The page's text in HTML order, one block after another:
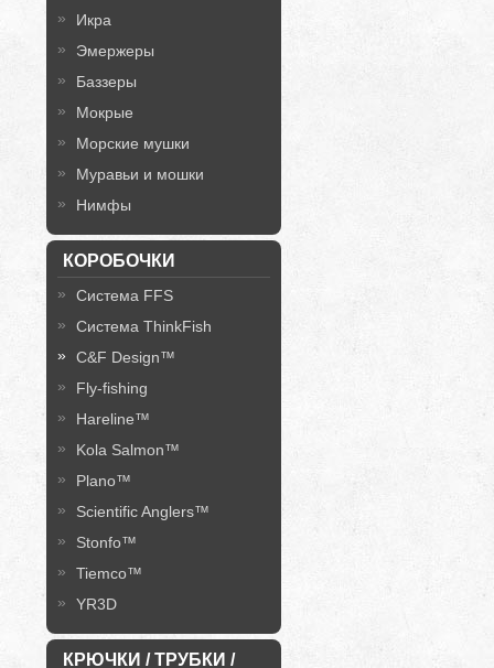
Икра
Эмержеры
Баззеры
Мокрые
Морские мушки
Муравьи и мошки
Нимфы
КОРОБОЧКИ
Система FFS
Система ThinkFish
C&F Design™
Fly-fishing
Hareline™
Kola Salmon™
Plano™
Scientific Anglers™
Stonfo™
Tiemco™
YR3D
КРЮЧКИ / ТРУБКИ /